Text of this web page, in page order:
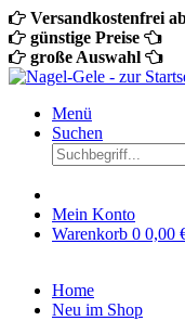
Versandkostenfrei
günstige Preise
große Auswahl
Menü
Suchen
Mein Konto
Warenkorb 0 0,00
Home
Neu im Shop